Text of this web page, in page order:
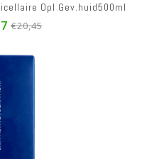
Opl Gev.huid500ml
€20,45